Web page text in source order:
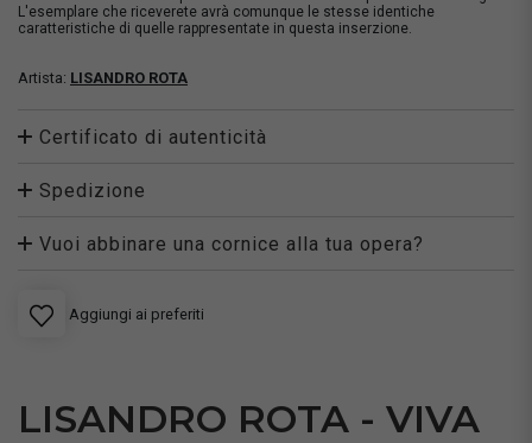
L'esemplare che riceverete avrà comunque le stesse identiche
caratteristiche di quelle rappresentate in questa inserzione.
Artista: LISANDRO ROTA
Certificato di autenticità
Spedizione
Vuoi abbinare una cornice alla tua opera?
Aggiungi ai preferiti
LISANDRO ROTA - VIVA